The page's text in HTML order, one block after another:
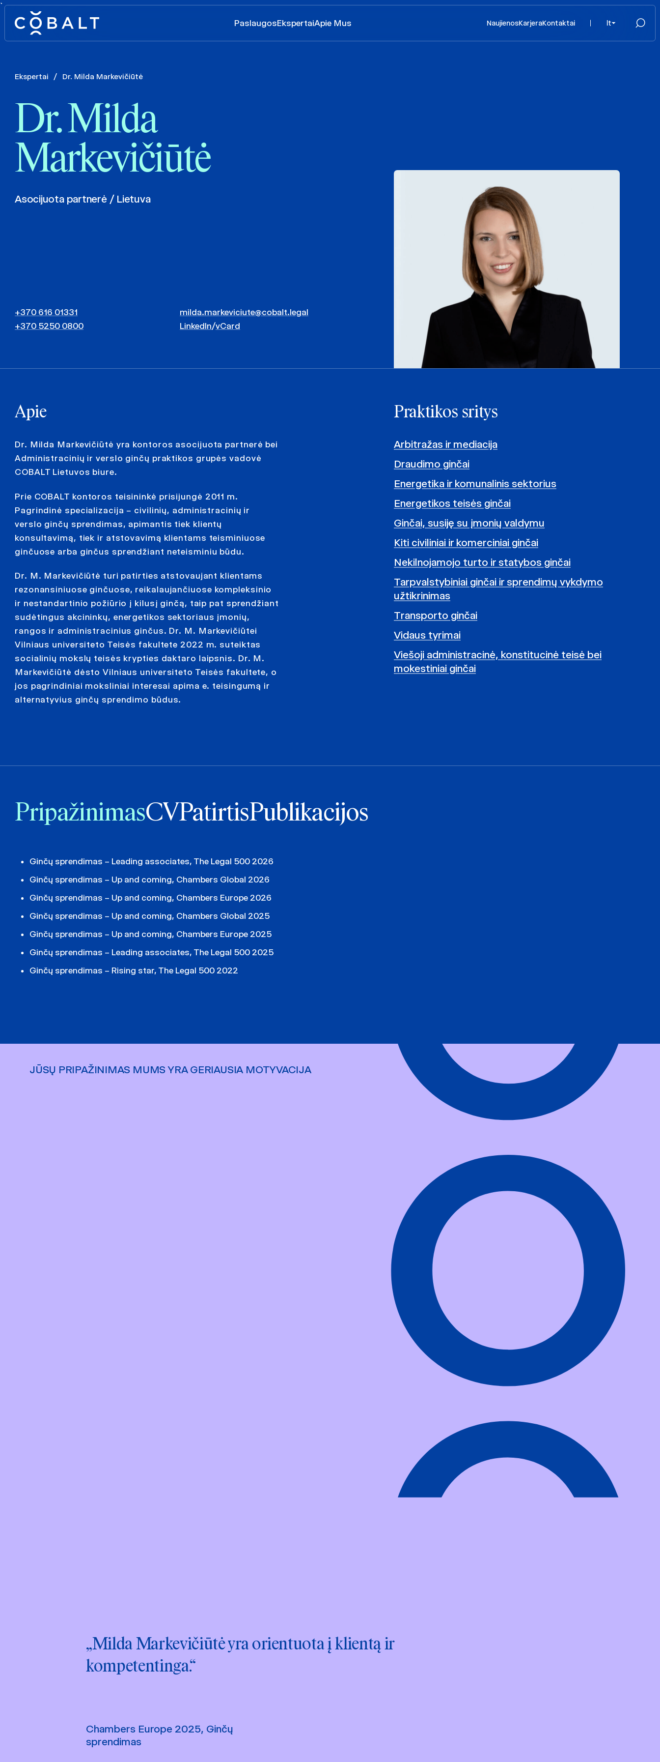
`
PaslaugosEkspertaiApie Mus NaujienosKarjeraKontaktai lt
Ekspertai / Dr. Milda Markevičiūtė
Dr. Milda
Markevičiūtė
Asocijuota partnerė / Lietuva
+370 616 01331
+370 5250 0800
milda.markeviciute@cobalt.legal
LinkedIn/vCard
Apie
Dr. Milda Markevičiūtė yra kontoros asocijuota partnerė bei
Administracinių ir verslo ginčų praktikos grupės vadovė
COBALT Lietuvos biure.
Prie COBALT kontoros teisininkė prisijungė 2011 m.
Pagrindinė specializacija – civilinių, administracinių ir
verslo ginčų sprendimas, apimantis tiek klientų
konsultavimą, tiek ir atstovavimą klientams teisminiuose
ginčuose arba ginčus sprendžiant neteisminiu būdu.
Dr. M. Markevičiūtė turi patirties atstovaujant klientams
rezonansiniuose ginčuose, reikalaujančiuose kompleksinio
ir nestandartinio požiūrio į kilusį ginčą, taip pat sprendžiant
sudėtingus akcininkų, energetikos sektoriaus įmonių,
rangos ir administracinius ginčus. Dr. M. Markevičiūtei
Vilniaus universiteto Teisės fakultete 2022 m. suteiktas
socialinių mokslų teisės krypties daktaro laipsnis. Dr. M.
Markevičiūtė dėsto Vilniaus universiteto Teisės fakultete, o
jos pagrindiniai moksliniai interesai apima e. teisingumą ir
alternatyvius ginčų sprendimo būdus.
Praktikos sritys
Arbitražas ir mediacija
Draudimo ginčai
Energetika ir komunalinis sektorius
Energetikos teisės ginčai
Ginčai, susiję su įmonių valdymu
Kiti civiliniai ir komerciniai ginčai
Nekilnojamojo turto ir statybos ginčai
Tarpvalstybiniai ginčai ir sprendimų vykdymo
užtikrinimas
Transporto ginčai
Vidaus tyrimai
Viešoji administracinė, konstitucinė teisė bei
mokestiniai ginčai
PripažinimasCVPatirtisPublikacijos
Ginčų sprendimas – Leading associates, The Legal 500 2026
Ginčų sprendimas – Up and coming, Chambers Global 2026
Ginčų sprendimas – Up and coming, Chambers Europe 2026
Ginčų sprendimas – Up and coming, Chambers Global 2025
Ginčų sprendimas – Up and coming, Chambers Europe 2025
Ginčų sprendimas – Leading associates, The Legal 500 2025
Ginčų sprendimas – Rising star, The Legal 500 2022
JŪSŲ PRIPAŽINIMAS MUMS YRA GERIAUSIA MOTYVACIJA
„Milda Markevičiūtė yra orientuota į klientą ir
kompetentinga.“
Chambers Europe 2025, Ginčų
sprendimas